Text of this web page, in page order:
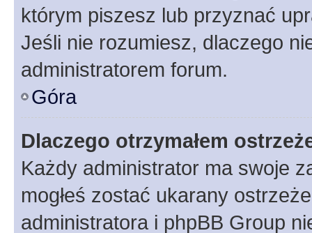
którym piszesz lub przyznać
Jeśli nie rozumiesz, dlaczego
administratorem forum.
Góra
Dlaczego otrzymałem
Każdy administrator ma swoje
mogłeś zostać ukarany
administratora i phpBB Group